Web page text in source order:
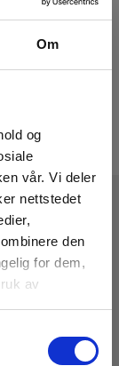
Om
og
vår. Vi deler
nettstedet
den
for dem,
av